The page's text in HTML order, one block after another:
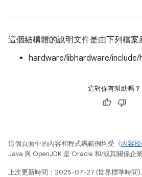
這個結構體的說明文件是由下列檔案
hardware/libhardware/
這對你有幫助嗎？
這個頁面中的內容和程式碼範例均受《內容
Java 與 OpenJDK 是 Oracle 和/或其關係企
上次更新時間：2025-07-27 (世界標準時間)